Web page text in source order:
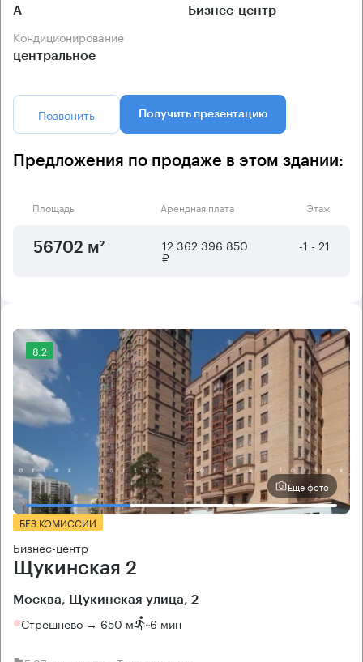
А Бизнес-центр
Кондиционирование
центральное
Позвонить Получить презентацию
Предложения по продаже в этом здании:
Площадь Арендная плата Этаж
56702 м² 12 362 396 850
₽
-1 - 21
8.2
Еще фото
БЕЗ КОМИССИИ
Бизнес-центр
Щукинская 2
Москва, Щукинская улица, 2
Стрешнево → 650 м ~6 мин